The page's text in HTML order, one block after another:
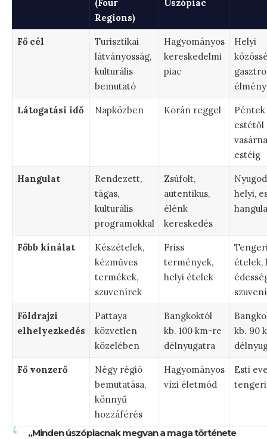
(Four
Regions)
Úszópiac
Fő cél
Turisztikai
látványosság,
kulturális
bemutató
Hagyományos
kereskedelmi
piac
Helyi
élmény
Látogatási idő Napközben Korán reggel
Péntek
estétől
estéig
Hangulat
Rendezett,
tágas,
kulturális
programokkal
Zsúfolt,
autentikus,
élénk
kereskedés
helyi,
Főbb kínálat
Készételek,
kézműves
termékek,
szuvenírek
Friss
termények,
helyi ételek
ételek,
Földrajzi
elhelyezkedés
Pattaya
közvetlen
közelében
Bangkoktól
kb. 100 km-re
délnyugatra
kb. 90
Fő vonzerő
Négy régió
bemutatása,
könnyű
hozzáférés
Hagyományos
vízi életmód
Esti
„Minden úszópiacnak megvan a maga története